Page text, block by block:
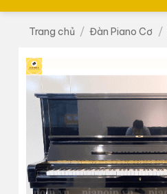
Trang chủ / Đàn Piano Cơ /